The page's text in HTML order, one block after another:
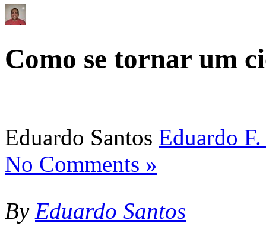
Como se tornar um
Eduardo Santos Eduardo
No Comments »
By Eduardo Santos